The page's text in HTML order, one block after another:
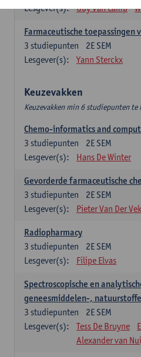
Lesgever(s):
Guy Van Camp
Farmaceutische toepassingen
2E SEM
3 studiepunten
Lesgever(s):
Yann Sterckx
Keuzevakken
Keuzevakken min 6 studiepunten te
Chemo-informatics and
2E SEM
3 studiepunten
Lesgever(s):
Hans De Winter
Gevorderde farmaceutische
2E SEM
3 studiepunten
Lesgever(s):
Pieter Van Der
Radiopharmacy
2E SEM
3 studiepunten
Lesgever(s):
Filipe Elvas
Spectroscopische en
geneesmiddelen-,
2E SEM
3 studiepunten
Lesgever(s):
Tess De Bruyne
Alexander van